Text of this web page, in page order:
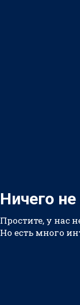
Ничего
Простите, у нас
Но есть много